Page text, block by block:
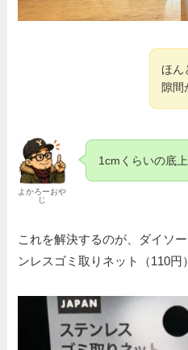
ほん
隙
よかろーおや
じ
1cmくらいの底
これを解決するのが、ダイソ
ンレスゴミ取りネット（110円